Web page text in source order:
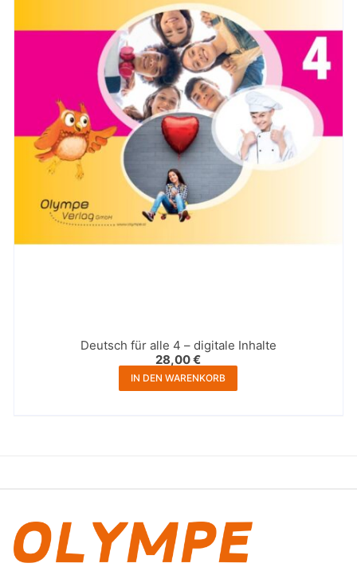
Deutsch für alle 4 – digitale Inhalte
28,00€
IN DEN WARENKORB